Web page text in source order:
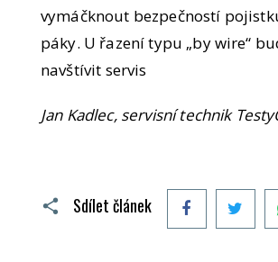
vymáčknout bezpečností
páky. U řazení typu „by wire“
navštívit servis
Jan Kadlec, servisní technik
Sdílet článek Facebook